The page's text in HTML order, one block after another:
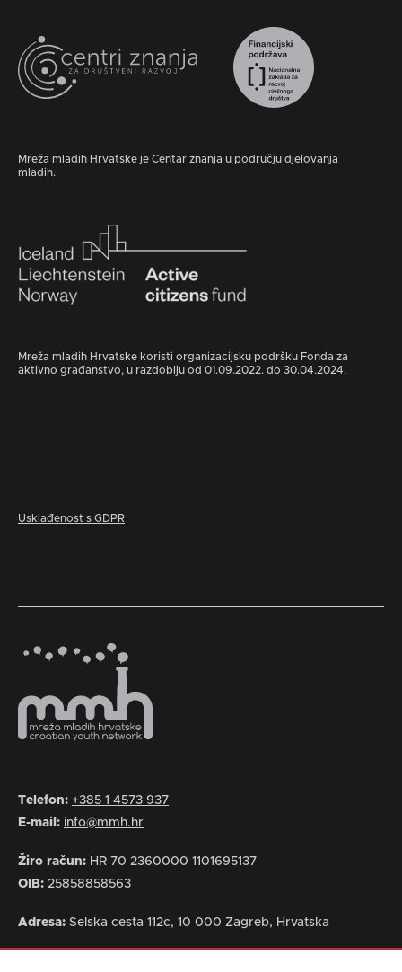
Mreža mladih Hrvatske je Centar znanja u području djelovanja
mladih.
Mreža mladih Hrvatske koristi organizacijsku podršku Fonda za
aktivno građanstvo, u razdoblju od 01.09.2022. do 30.04.2024.
Usklađenost s GDPR
Telefon: +385 1 4573 937
E-mail: info@mmh.hr
Žiro račun: HR 70 2360000 1101695137
OIB: 25858858563
Adresa: Selska cesta 112c, 10 000 Zagreb, Hrvatska